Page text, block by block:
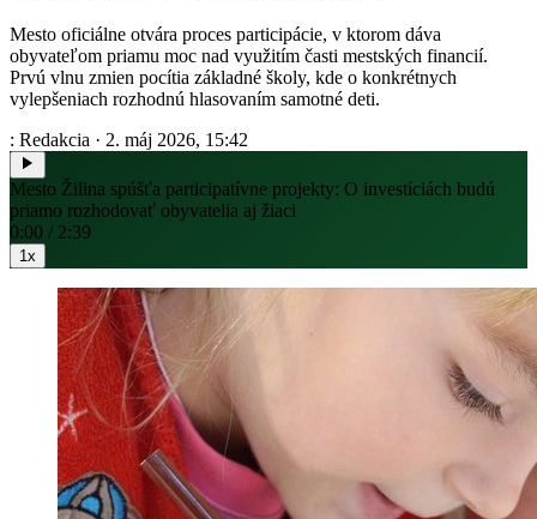
Mesto oficiálne otvára proces participácie, v ktorom dáva
obyvateľom priamu moc nad využitím časti mestských financií.
Prvú vlnu zmien pocítia základné školy, kde o konkrétnych
vylepšeniach rozhodnú hlasovaním samotné deti.
: Redakcia · 2. máj 2026, 15:42
Mesto Žilina spúšťa participatívne projekty: O investíciách budú
priamo rozhodovať obyvatelia aj žiaci
0:00 / 2:39
1x